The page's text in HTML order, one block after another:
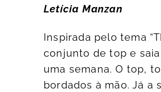
Letícia Manzan
Inspirada pelo tema
conjunto de top e
uma semana. O top,
bordados à mão. Já a